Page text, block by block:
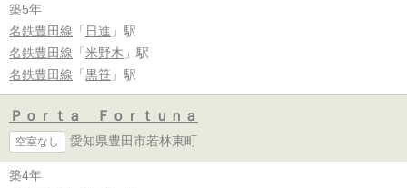
築5年
名鉄豊田線 「 日進 」駅
名鉄豊田線 「 米野木 」駅
名鉄豊田線 「 黒笹 」駅
Ｐｏｒｔａ Ｆｏｒｔｕｎａ
空室なし 愛知県豊田市若林東町
築4年